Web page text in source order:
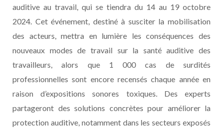
auditive au travail, qui se tiendra du 14 au 19 octobre
2024. Cet événement, destiné à susciter la mobilisation
des acteurs, mettra en lumière les conséquences des
nouveaux modes de travail sur la santé auditive des
travailleurs, alors que 1 000 cas de surdités
professionnelles sont encore recensés chaque année en
raison d’expositions sonores toxiques. Des experts
partageront des solutions concrètes pour améliorer la
protection auditive, notamment dans les secteurs exposés